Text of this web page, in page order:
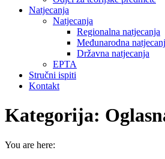
Natjecanja
Natjecanja
Regionalna natjecanja
Međunarodna
Državna natjecanja
EPTA
Stručni ispiti
Kontakt
Kategorija:
You are here: